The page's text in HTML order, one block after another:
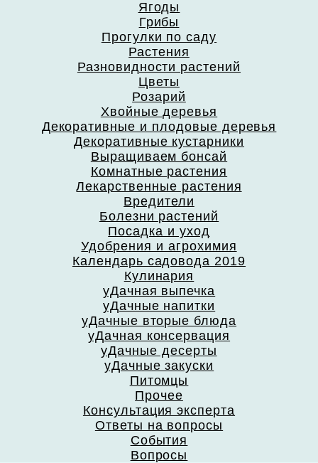
Ягоды
Грибы
Прогулки по саду
Растения
Разновидности растений
Цветы
Розарий
Хвойные деревья
Декоративные и плодовые деревья
Декоративные кустарники
Выращиваем бонсай
Комнатные растения
Лекарственные растения
Вредители
Болезни растений
Посадка и уход
Удобрения и агрохимия
Календарь садовода 2019
Кулинария
уДачная выпечка
уДачные напитки
уДачные вторые блюда
уДачная консервация
уДачные десерты
уДачные закуски
Питомцы
Прочее
Консультация эксперта
Ответы на вопросы
События
Вопросы